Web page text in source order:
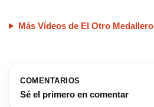
Más Vídeos de El Otro Medallero
COMENTARIOS
Sé el primero en comentar